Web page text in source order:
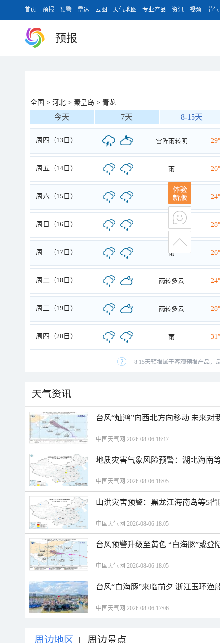
首页 预报 预警 雷达 云图 天气地图 专业产品 资讯 视频 节气
预报
全国 > 河北 > 秦皇岛 > 青龙
今天 7天 8-15天
周四（13日） 雷阵雨转阴
周五（14日） 雨
周六（15日） 雨
周日（16日） 雨
周一（17日） 雨
周二（18日） 雨转多云
周三（19日） 雨转多云
周四（20日） 雨
8-15天预报属于客观预报产品，
天气资讯
台风“灿鸿”向西北方向移动 未来对
中国天气网 2026-08-06 18:17
地质灾害气象风险预警：湖北海南
中国天气网 2026-08-06 18:05
山洪灾害预警：黑龙江海南岛等5
中国天气网 2026-08-06 18:05
台风预警升级至黄色 “白海豚”或登
中国天气网 2026-08-06 18:05
台风“白海豚”来临前夕 浙江玉环渔
中国天气网 2026-08-06 17:06
周边地区 | 周边景点